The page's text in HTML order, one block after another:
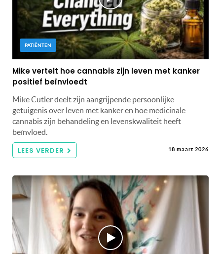
PATIËNTEN
Mike vertelt hoe cannabis zijn leven met kanker
positief beïnvloedt
Mike Cutler deelt zijn aangrijpende persoonlijke
getuigenis over leven met kanker en hoe medicinale
cannabis zijn behandeling en levenskwaliteit heeft
beïnvloed.
LEES VERDER 18 maart 2026